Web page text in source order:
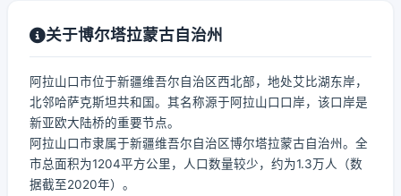
关于博尔塔拉蒙古自治州
阿拉山口市位于新疆维吾尔自治区西北部，地处艾比湖东岸，
北邻哈萨克斯坦共和国。其名称源于阿拉山口口岸，该口岸是
新亚欧大陆桥的重要节点。
阿拉山口市隶属于新疆维吾尔自治区博尔塔拉蒙古自治州。全
市总面积为1204平方公里，人口数量较少，约为1.3万人（数
据截至2020年）。